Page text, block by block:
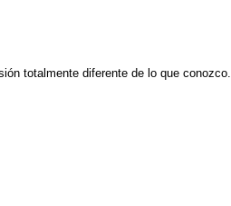
totalmente diferente de lo que conozco.